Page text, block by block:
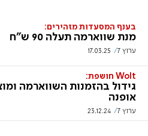
בענף המסעדות מזהירים:
מנת שווארמה תעלה 90 ש"ח
ערוץ 7 17.03.25
Wolt חושפת:
גידול בהזמנות השווארמה
אופנה
ערוץ 7 23.12.24